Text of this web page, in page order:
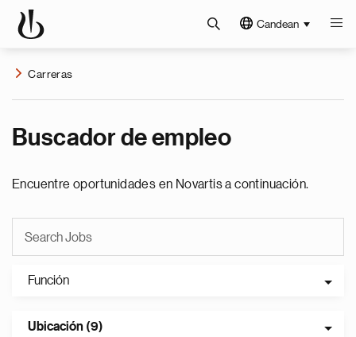
Candean
Carreras
Buscador de empleo
Encuentre oportunidades en Novartis a continuación.
Función
Ubicación (9)